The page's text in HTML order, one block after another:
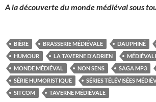
A la découverte du monde médiéval sous
BIÈRE BRASSERIE MÉDIÉVALE DAUPHINÉ
HUMOUR
LA TAVERNE D'ADRIEN
MONDE MÉDIÉVAL
NON SENS SAGA MP3
SÉRIE HUMORISTIQUE
SÉRIES TÉLÉVISÉES
SITCOM
TAVERNE MÉDIÉVALE